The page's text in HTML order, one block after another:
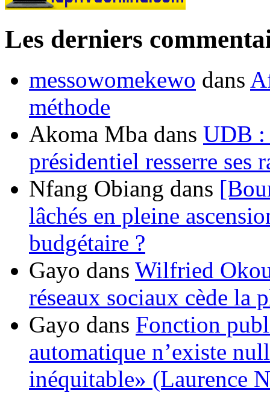
Les derniers
messowomekewo dans
méthode
Akoma Mba dans UDB :
présidentiel resserre ses
Nfang Obiang dans
lâchés en pleine
budgétaire ?
Gayo dans Wilfried
réseaux sociaux cède la
Gayo dans Fonction
automatique n’existe
inéquitable» (Laurence